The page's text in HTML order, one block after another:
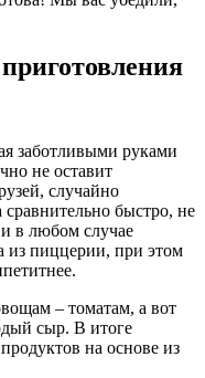
заботливыми руками
не оставит
случайно
сравнительно быстро, не
в любом случае
из пиццерии, при этом
– томатам, а вот
сыр. В итоге
на основе из